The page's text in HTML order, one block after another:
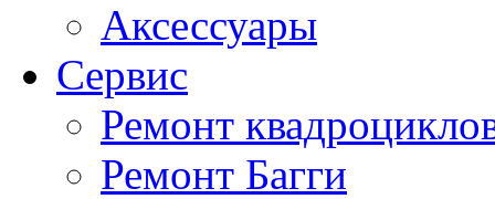
Аксессуары
Сервис
Ремонт
Ремонт Багги